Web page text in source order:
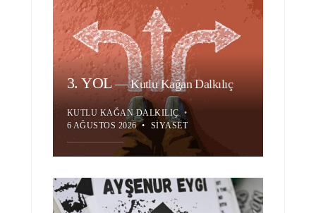
3. YOL—Kutlu Kağan Dalkılıç
KUTLU KAĞAN DALKILIÇ •
6 AĞUSTOS 2026 • SIYASET